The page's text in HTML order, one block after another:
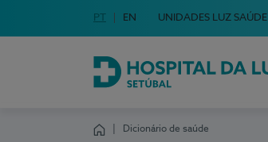
Escolha o seu idioma
Idioma em Português
PT English Language
EN UNIDADES LUZ SAÚDE
Hospital da Luz Setúbal
Dicionário de saúde